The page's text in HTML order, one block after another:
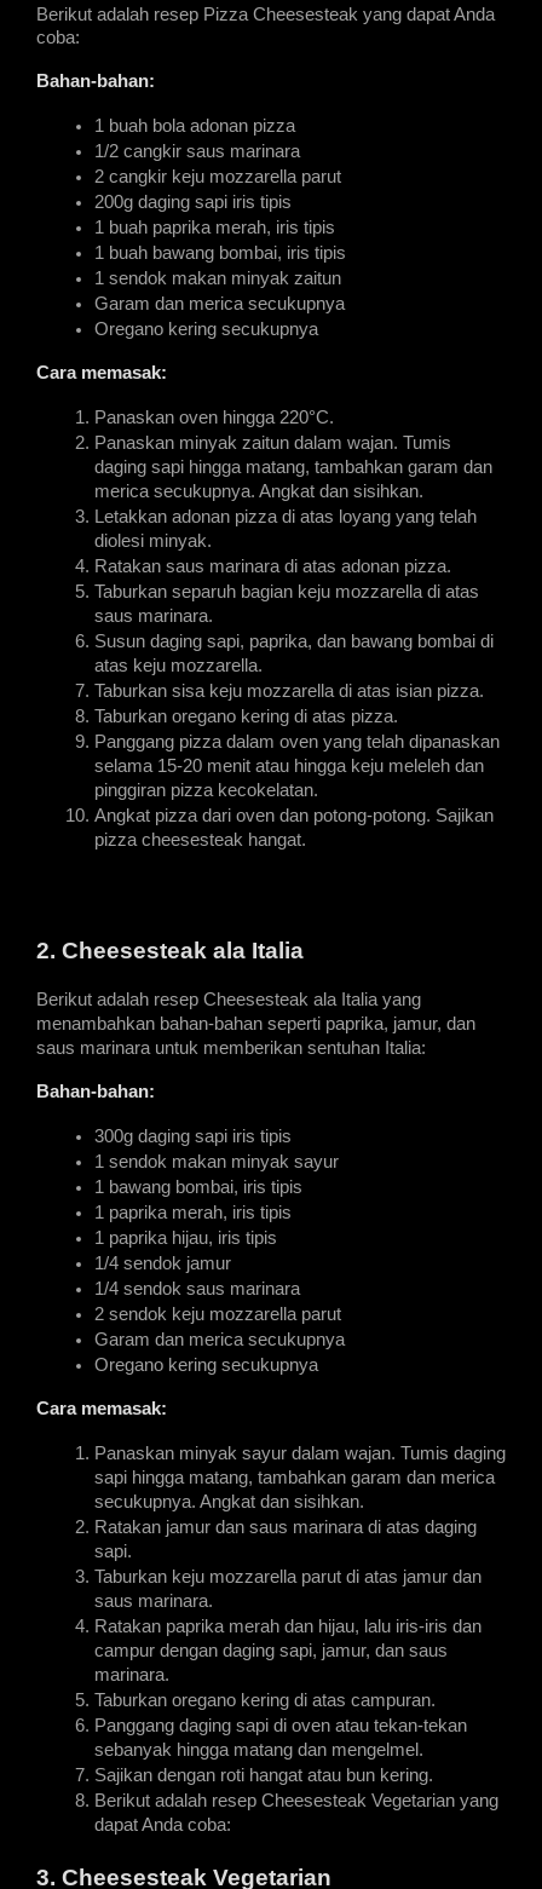
Berikut adalah resep Pizza Cheesesteak yang dapat Anda
coba:
Bahan-bahan:
1 buah bola adonan pizza
1/2 cangkir saus marinara
2 cangkir keju mozzarella parut
200g daging sapi iris tipis
1 buah paprika merah, iris tipis
1 buah bawang bombai, iris tipis
1 sendok makan minyak zaitun
Garam dan merica secukupnya
Oregano kering secukupnya
Cara memasak:
Panaskan oven hingga 220°C.
Panaskan minyak zaitun dalam wajan. Tumis
daging sapi hingga matang, tambahkan garam dan
merica secukupnya. Angkat dan sisihkan.
Letakkan adonan pizza di atas loyang yang telah
diolesi minyak.
Ratakan saus marinara di atas adonan pizza.
Taburkan separuh bagian keju mozzarella di atas
saus marinara.
Susun daging sapi, paprika, dan bawang bombai di
atas keju mozzarella.
Taburkan sisa keju mozzarella di atas isian pizza.
Taburkan oregano kering di atas pizza.
Panggang pizza dalam oven yang telah dipanaskan
selama 15-20 menit atau hingga keju meleleh dan
pinggiran pizza kecokelatan.
Angkat pizza dari oven dan potong-potong. Sajikan
pizza cheesesteak hangat.
2. Cheesesteak ala Italia
Berikut adalah resep Cheesesteak ala Italia yang
menambahkan bahan-bahan seperti paprika, jamur, dan
saus marinara untuk memberikan sentuhan Italia:
Bahan-bahan:
300g daging sapi iris tipis
1 sendok makan minyak sayur
1 bawang bombai, iris tipis
1 paprika merah, iris tipis
1 paprika hijau, iris tipis
1/4 sendok jamur
1/4 sendok saus marinara
2 sendok keju mozzarella parut
Garam dan merica secukupnya
Oregano kering secukupnya
Cara memasak:
Panaskan minyak sayur dalam wajan. Tumis daging
sapi hingga matang, tambahkan garam dan merica
secukupnya. Angkat dan sisihkan.
Ratakan jamur dan saus marinara di atas daging
sapi.
Taburkan keju mozzarella parut di atas jamur dan
saus marinara.
Ratakan paprika merah dan hijau, lalu iris-iris dan
campur dengan daging sapi, jamur, dan saus
marinara.
Taburkan oregano kering di atas campuran.
Panggang daging sapi di oven atau tekan-tekan
sebanyak hingga matang dan mengelmel.
Sajikan dengan roti hangat atau bun kering.
Berikut adalah resep Cheesesteak Vegetarian yang
dapat Anda coba:
3. Cheesesteak Vegetarian